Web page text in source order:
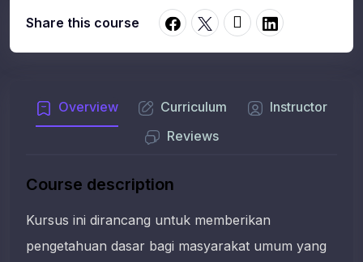
Overview Curriculum
Instructor
Reviews
Course description
Kursus ini dirancang untuk memberikan
pengetahuan dasar bagi masyarakat umum yang
Share this course